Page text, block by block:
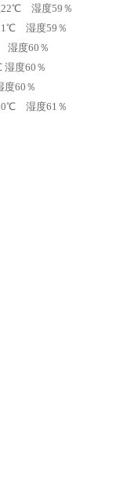
湿度59％
湿度59％
度60％
湿度60％
度60％
湿度61％